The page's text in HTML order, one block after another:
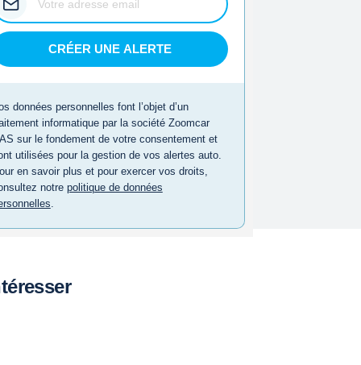
CRÉER UNE ALERTE
données personnelles font l’objet d’un
informatique par la société Zoomcar
sur le fondement de votre consentement et
utilisées pour la gestion de vos alertes auto.
en savoir plus et pour exercer vos droits,
notre politique de données
.